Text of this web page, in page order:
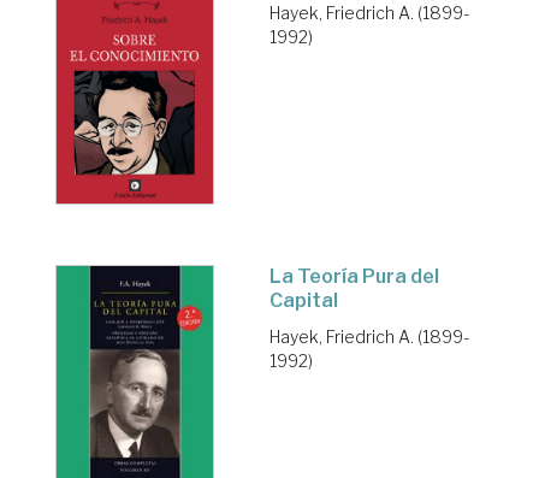
Hayek, Friedrich A. (1899-
1992)
La Teoría Pura del
Capital
Hayek, Friedrich A. (1899-
1992)